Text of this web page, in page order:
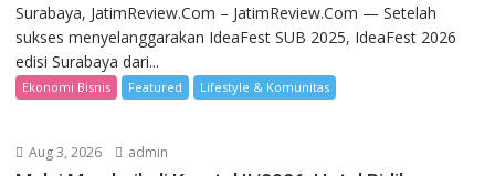
Surabaya, JatimReview.Com – JatimReview.Com — Setelah
sukses menyelanggarakan IdeaFest SUB 2025, IdeaFest 2026
edisi Surabaya dari...
Ekonomi Bisnis Featured Lifestyle & Komunitas
Aug 3, 2026 admin